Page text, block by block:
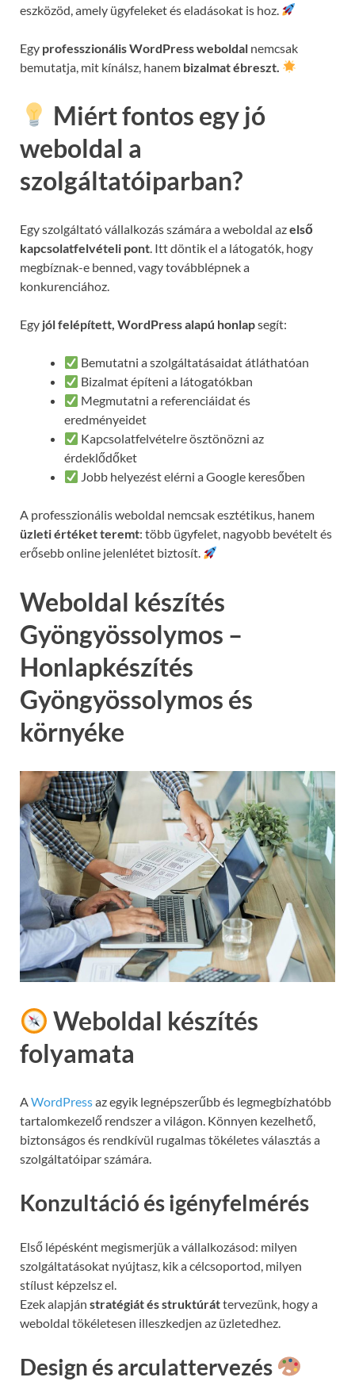
eszközöd, amely ügyfeleket és eladásokat is hoz.
Egy professzionális WordPress weboldal nemcsak
bemutatja, mit kínálsz, hanem bizalmat ébreszt.
Miért fontos egy jó
weboldal a
szolgáltatóiparban?
Egy szolgáltató vállalkozás számára a weboldal azelső
kapcsolatfelvételi pont. Itt döntik el a látogatók, hogy
megbíznak-e benned, vagy továbblépnek a
konkurenciához.
Egy jól felépített, WordPress alapú honlapsegít:
Bemutatni a szolgáltatásaidat átláthatóan
Bizalmat építeni a látogatókban
Megmutatni a referenciáidat és
eredményeidet
Kapcsolatfelvételre ösztönözni az
érdeklődőket
Jobb helyezést elérni a Google keresőben
A professzionális weboldal nemcsak esztétikus, hanem
üzleti értéket teremt: több ügyfelet, nagyobb bevételt és
erősebb online jelenlétet biztosít.
Weboldal készítés
Gyöngyössolymos –
Honlapkészítés
Gyöngyössolymos és
környéke
Weboldal készítés
folyamata
AWordPressaz egyik legnépszerűbb és legmegbízhatóbb
tartalomkezelő rendszer a világon. Könnyen kezelhető,
biztonságos és rendkívül rugalmas tökéletes választás a
szolgáltatóipar számára.
Konzultáció és igényfelmérés
Első lépésként megismerjük a vállalkozásod: milyen
szolgáltatásokat nyújtasz, kik a célcsoportod, milyen
stílust képzelsz el.
Ezek alapján stratégiát és struktúráttervezünk, hogy a
weboldal tökéletesen illeszkedjen az üzletedhez.
Design és arculattervezés